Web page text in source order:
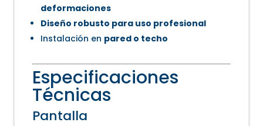
deformaciones
Diseño robusto para uso profesional
Instalación en pared o techo
Especificaciones
Técnicas
Pantalla